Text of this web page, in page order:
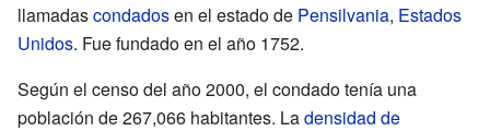
llamadascondadosen el estado de Pensilvania, Estados
Unidos. Fue fundado en el año 1752.
Según el censo del año 2000, el condado tenía una
población de 267,066 habitantes. Ladensidad de